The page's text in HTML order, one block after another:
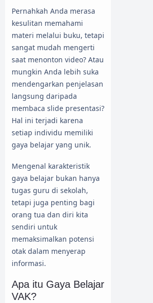
Pernahkah Anda merasa
kesulitan memahami
materi melalui buku, tetapi
sangat mudah mengerti
saat menonton video? Atau
mungkin Anda lebih suka
mendengarkan penjelasan
langsung daripada
membaca slide presentasi?
Hal ini terjadi karena
setiap individu memiliki
gaya belajar yang unik.
Mengenal karakteristik
gaya belajar bukan hanya
tugas guru di sekolah,
tetapi juga penting bagi
orang tua dan diri kita
sendiri untuk
memaksimalkan potensi
otak dalam menyerap
informasi.
Apa itu Gaya Belajar
VAK?